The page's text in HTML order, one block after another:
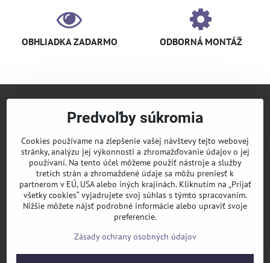
OBHLIADKA ZADARMO ODBORNÁ MONTÁŽ
KLIMANIAK Pridajte sa k nám
Sledujte nás
Predvoľby súkromia
Cookies používame na zlepšenie vašej návštevy tejto webovej
stránky, analýzu jej výkonnosti a zhromažďovanie údajov o jej
používaní. Na tento účel môžeme použiť nástroje a služby
tretích strán a zhromaždené údaje sa môžu preniesť k
partnerom v EÚ, USA alebo iných krajinách. Kliknutím na „Prijať
všetky cookies“ vyjadrujete svoj súhlas s týmto spracovaním.
Nižšie môžete nájsť podrobné informácie alebo upraviť svoje
preferencie.
Zásady ochrany osobných údajov